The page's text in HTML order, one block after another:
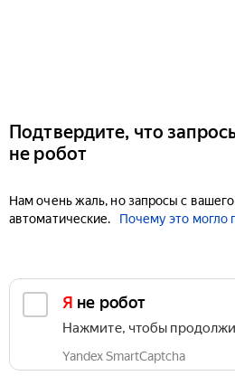
Подтвердите, что
не робот
Нам очень жаль, но запросы с
автоматические.
Почему это могло
Я не робот
Нажмите, чтобы
Yandex SmartCaptcha